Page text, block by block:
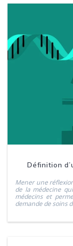
Définition
Mener une
de la médecine
médecins et
demande de soins